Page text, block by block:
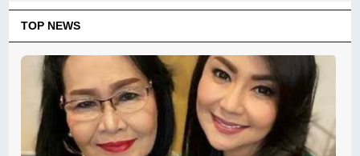
TOP NEWS